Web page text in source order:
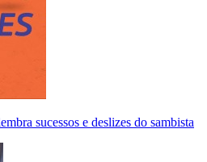
sucessos e deslizes do sambista